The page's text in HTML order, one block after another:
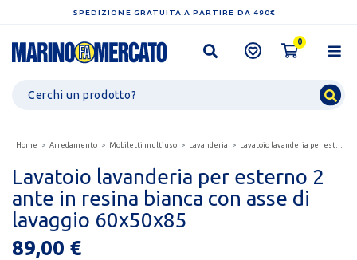
SPEDIZIONE GRATUITA A PARTIRE DA 490€
0
Home Arredamento Mobiletti multiuso Lavanderia Lavatoio lavanderia per esterno 2 ante in resina bianca...
Lavatoio lavanderia per esterno 2
ante in resina bianca con asse di
lavaggio 60x50x85
89,00 €